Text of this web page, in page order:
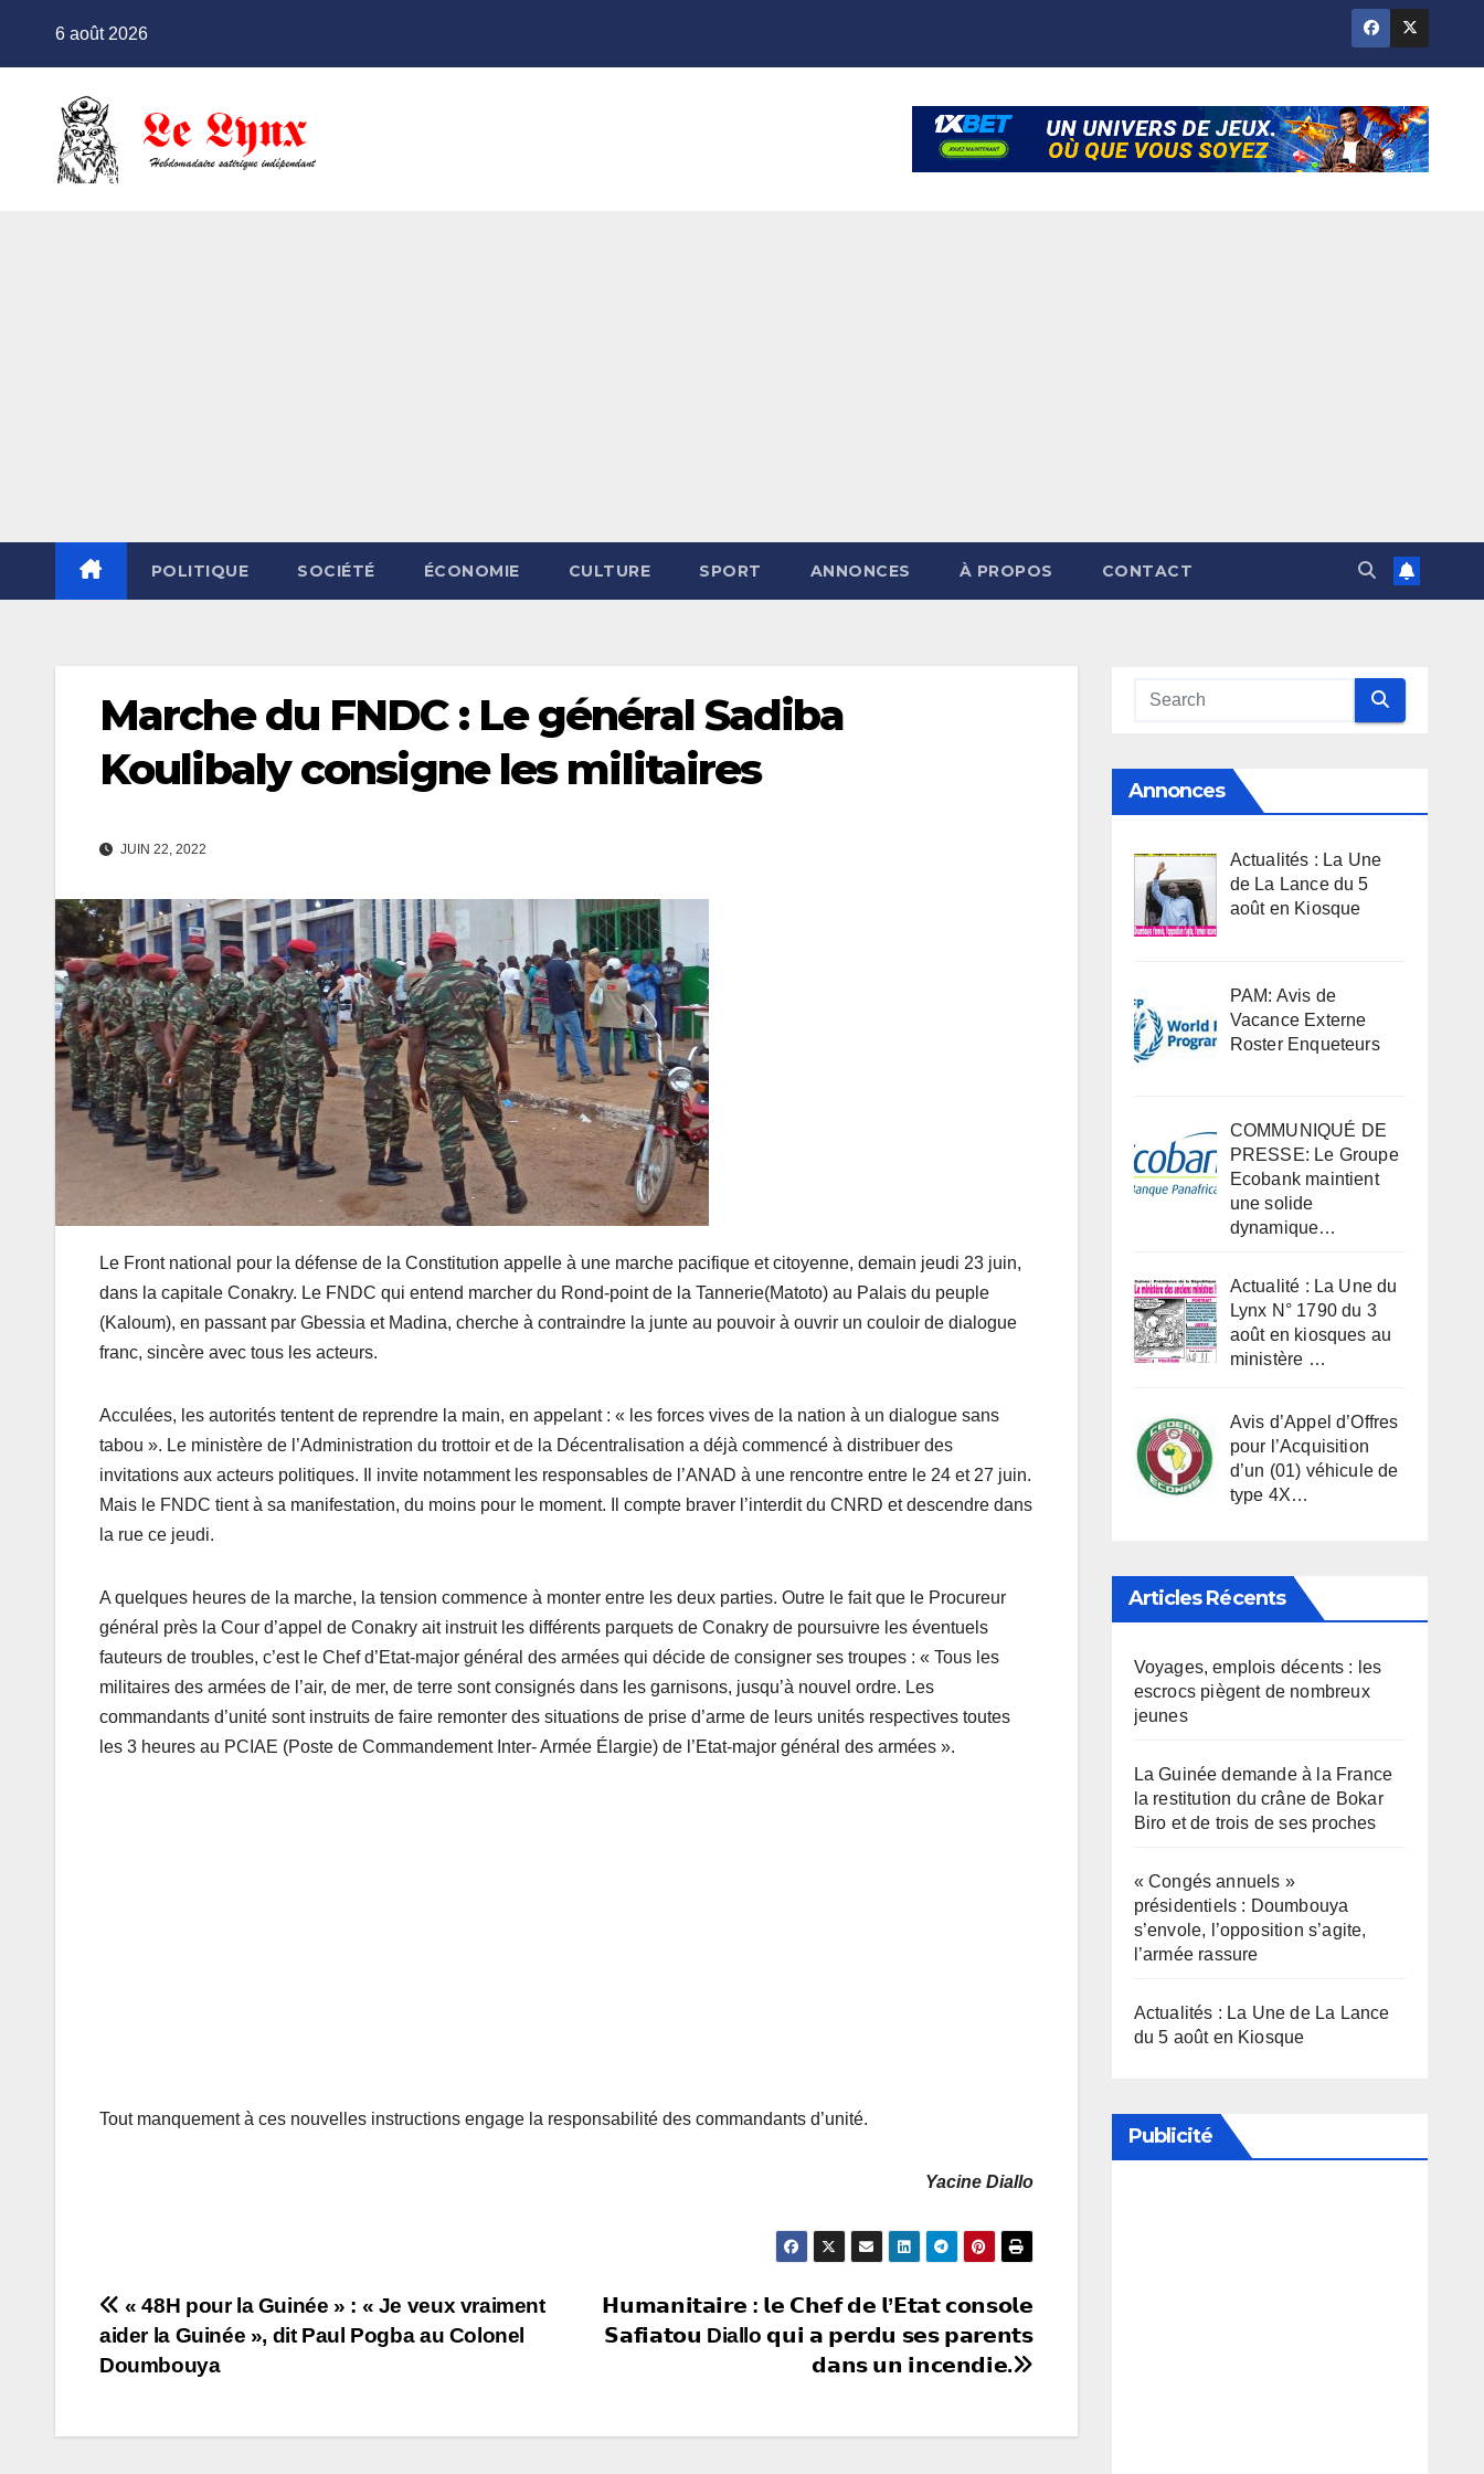
6 août 2026
POLITIQUE SOCIÉTÉ ÉCONOMIE CULTURE SPORT ANNONCES À PROPOS CONTACT
Marche du FNDC : Le général Sadiba
Koulibaly consigne les militaires
JUIN 22, 2022
Le Front national pour la défense de la Constitution appelle à une marche pacifique et citoyenne, demain jeudi 23 juin,
dans la capitale Conakry. Le FNDC qui entend marcher du Rond-point de la Tannerie(Matoto) au Palais du peuple
(Kaloum), en passant par Gbessia et Madina, cherche à contraindre la junte au pouvoir à ouvrir un couloir de dialogue
franc, sincère avec tous les acteurs.
Acculées, les autorités tentent de reprendre la main, en appelant : « les forces vives de la nation à un dialogue sans
tabou ». Le ministère de l’Administration du trottoir et de la Décentralisation a déjà commencé à distribuer des
invitations aux acteurs politiques. Il invite notamment les responsables de l’ANAD à une rencontre entre le 24 et 27 juin.
Mais le FNDC tient à sa manifestation, du moins pour le moment. Il compte braver l’interdit du CNRD et descendre dans
la rue ce jeudi.
A quelques heures de la marche, la tension commence à monter entre les deux parties. Outre le fait que le Procureur
général près la Cour d’appel de Conakry ait instruit les différents parquets de Conakry de poursuivre les éventuels
fauteurs de troubles, c’est le Chef d’Etat-major général des armées qui décide de consigner ses troupes : « Tous les
militaires des armées de l’air, de mer, de terre sont consignés dans les garnisons, jusqu’à nouvel ordre. Les
commandants d’unité sont instruits de faire remonter des situations de prise d’arme de leurs unités respectives toutes
les 3 heures au PCIAE (Poste de Commandement Inter- Armée Élargie) de l’Etat-major général des armées ».
Tout manquement à ces nouvelles instructions engage la responsabilité des commandants d’unité.
Yacine Diallo
Navigation
de
𝗛𝘂𝗺𝗮𝗻𝗶𝘁𝗮𝗶𝗿𝗲 : 𝗹𝗲 𝗖𝗵𝗲𝗳 𝗱𝗲 𝗹’𝗘𝘁𝗮𝘁 𝗰𝗼𝗻𝘀𝗼𝗹𝗲
𝗦𝗮𝗳𝗶𝗮𝘁𝗼𝘂 Diallo 𝗾𝘂𝗶 𝗮 𝗽𝗲𝗿𝗱𝘂 𝘀𝗲𝘀 𝗽𝗮𝗿𝗲𝗻𝘁𝘀
𝗱𝗮𝗻𝘀 𝘂𝗻 𝗶𝗻𝗰𝗲𝗻𝗱𝗶𝗲.
« 48H pour la Guinée » : « Je veux vraiment
aider la Guinée », dit Paul Pogba au Colonel
Doumbouya
Annonces
Actualités : La Une
de La Lance du 5
août en Kiosque
PAM: Avis de
Vacance Externe
Roster Enqueteurs
COMMUNIQUÉ DE
PRESSE: Le Groupe
Ecobank maintient
une solide
dynamique…
Actualité : La Une du
Lynx N° 1790 du 3
août en kiosques au
ministère …
Avis d’Appel d’Offres
pour l’Acquisition
d’un (01) véhicule de
type 4X…
Articles Récents
Voyages, emplois décents : les
escrocs piègent de nombreux
jeunes
La Guinée demande à la France
la restitution du crâne de Bokar
Biro et de trois de ses proches
« Congés annuels »
présidentiels : Doumbouya
s’envole, l’opposition s’agite,
l’armée rassure
Actualités : La Une de La Lance
du 5 août en Kiosque
Publicité